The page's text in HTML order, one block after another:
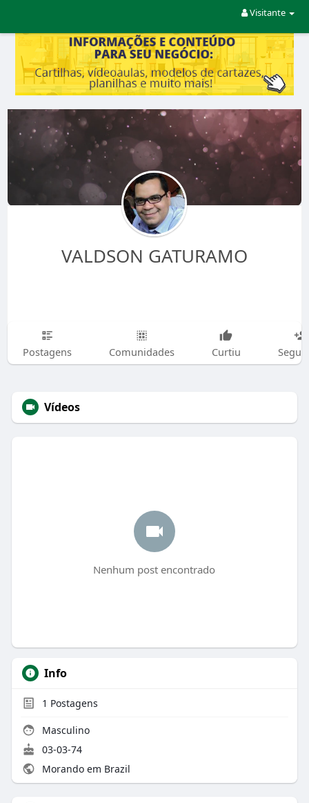
Visitante
VALDSON GATURAMO
Postagens Comunidades Curtiu
Vídeos
Nenhum post encontrado
Info
1 Postagens
Masculino
03-03-74
Morando em Brazil